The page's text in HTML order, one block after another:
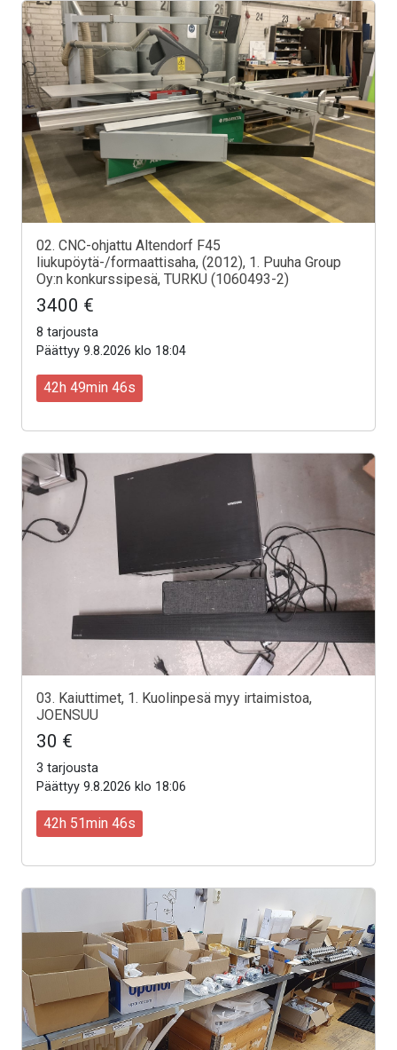
02. CNC-ohjattu Altendorf F45
liukupöytä-/formaattisaha, (2012), 1. Puuha Group
Oy:n konkurssipesä, TURKU (1060493-2)
3400 €
8 tarjousta
Päättyy 9.8.2026 klo 18:04
42h 49min 44s
03. Kaiuttimet, 1. Kuolinpesä myy irtaimistoa,
JOENSUU
30 €
3 tarjousta
Päättyy 9.8.2026 klo 18:06
42h 51min 44s